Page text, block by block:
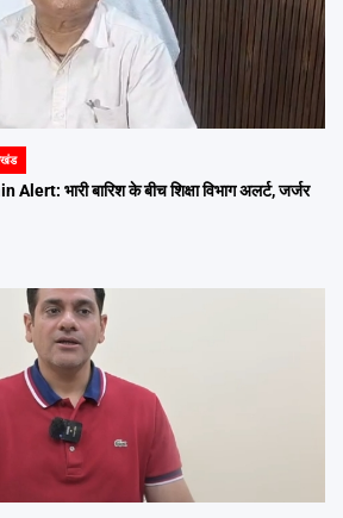
भारी बारिश के बीच शिक्षा विभाग अलर्ट, जर्जर